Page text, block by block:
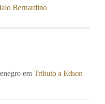
Bernardino
emTributo a Edson